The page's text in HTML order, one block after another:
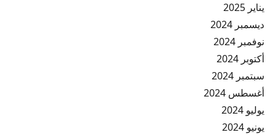
يناير 2025
ديسمبر 2024
نوفمبر 2024
أكتوبر 2024
سبتمبر 2024
أغسطس 2024
يوليو 2024
يونيو 2024